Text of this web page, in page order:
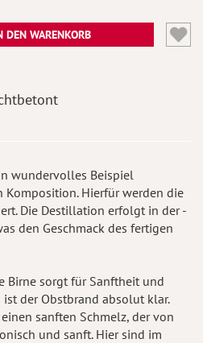
DEN WARENKORB
wundervolles Beispiel
Komposition. Hierfür werden die
Die Destillation erfolgt in der -
den Geschmack des fertigen
Birne sorgt für Sanftheit und
der Obstbrand absolut klar.
sanften Schmelz, der von
und sanft. Hier sind im